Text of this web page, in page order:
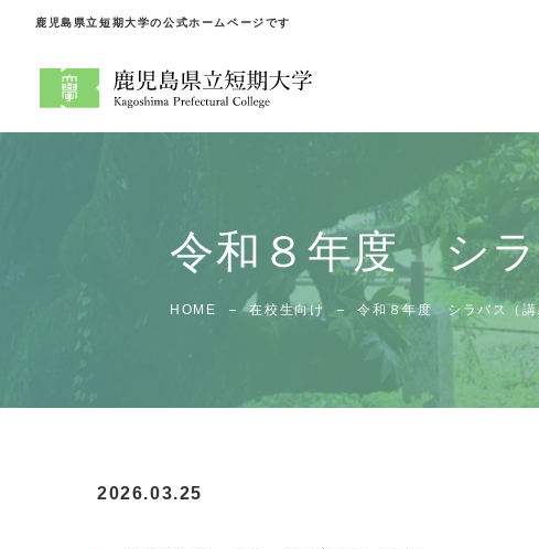
鹿児島県立短期大学の公式ホームページです
令和８年度 シラ
HOME 在校生向け 令和８年度 シラバス（講
2026.03.25